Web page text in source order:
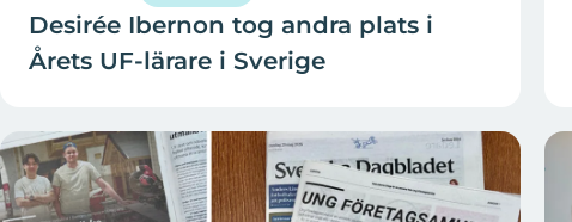
Desirée Ibernon tog andra plats i
Årets UF-lärare i Sverige